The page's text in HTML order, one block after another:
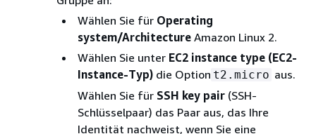
Wählen Sie für Operating
system/Architecture Amazon Linux 2.
Wählen Sie unter EC2 instance type (EC2-
Instance-Typ) die Option t2.micro aus.
Wählen Sie für SSH key pair (SSH-
Schlüsselpaar) das Paar aus, das Ihre
Identität nachweist, wenn Sie eine